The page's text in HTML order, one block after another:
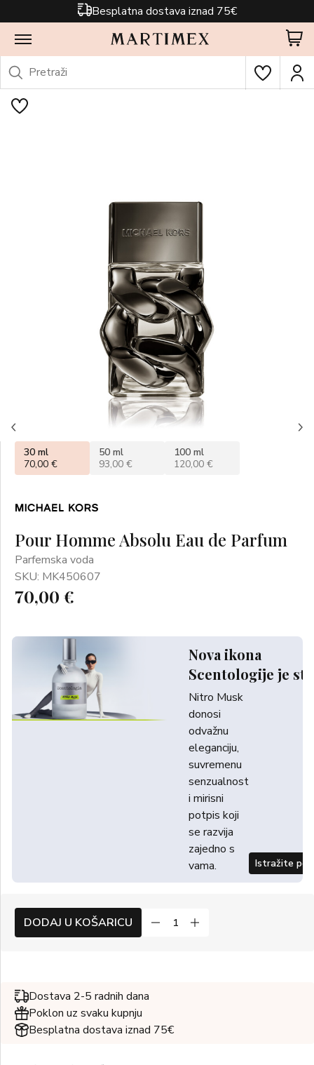
Besplatna dostava iznad 75€
Pour Homme Absolu Eau de Parfum
Parfemska voda
SKU: MK450607
70,00 €
Nova ikona
Scentologije je
Nitro Musk
donosi
odvažnu
eleganciju,
suvremenu
senzualnost
i mirisni
potpis koji
se razvija
zajedno s
vama.
Istražite
30 ml
70,00 €
50 ml
93,00 €
100 ml
120,00 €
DODAJ U KOŠARICU
Dostava 2-5 radnih dana
Poklon uz svaku kupnju
Besplatna dostava iznad 75€